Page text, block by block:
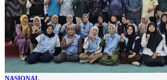
NASIONAL